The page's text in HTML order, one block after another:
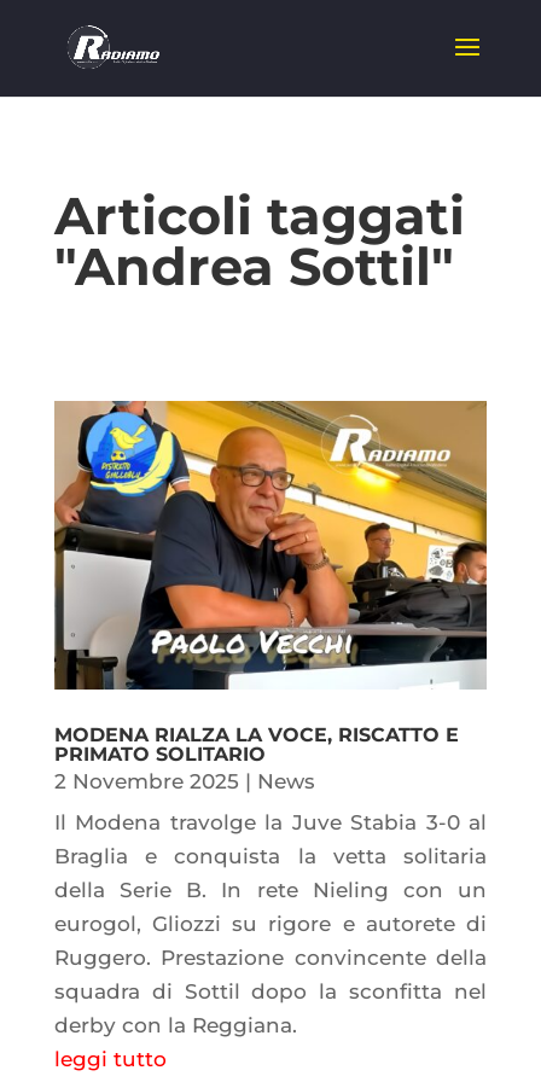
Articoli taggati
"Andrea Sottil"
MODENA RIALZA LA VOCE, RISCATTO E
PRIMATO SOLITARIO
2 Novembre 2025 | News
Il Modena travolge la Juve Stabia 3-0 al
Braglia e conquista la vetta solitaria
della Serie B. In rete Nieling con un
eurogol, Gliozzi su rigore e autorete di
Ruggero. Prestazione convincente della
squadra di Sottil dopo la sconfitta nel
derby con la Reggiana.
leggi tutto